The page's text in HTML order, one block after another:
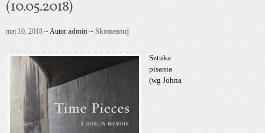
(10.05.2018)
maj 10, 2018 ~ Autor admin ~ Skomentuj
Sztuka
pisania
(wg Johna